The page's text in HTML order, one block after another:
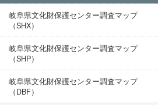
岐阜県文化財保護センター調査マップ
（SHX）
岐阜県文化財保護センター調査マップ
（SHP）
岐阜県文化財保護センター調査マップ
（DBF）